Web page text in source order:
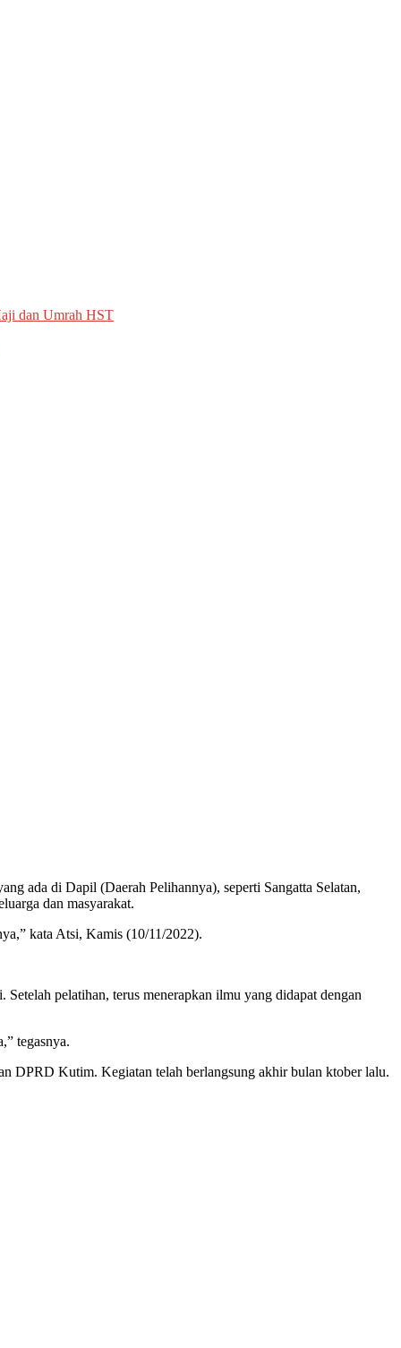
dan Umrah HST
ada di Dapil (Daerah Pelihannya), seperti Sangatta Selatan,
dan masyarakat.
kata Atsi, Kamis (10/11/2022).
pelatihan, terus menerapkan ilmu yang didapat dengan
tegasnya.
DPRD Kutim. Kegiatan telah berlangsung akhir bulan ktober lalu.